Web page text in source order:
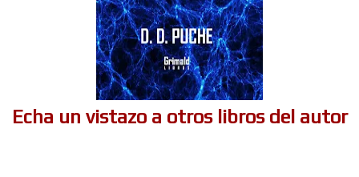
Echa un vistazo a otros libros del autor